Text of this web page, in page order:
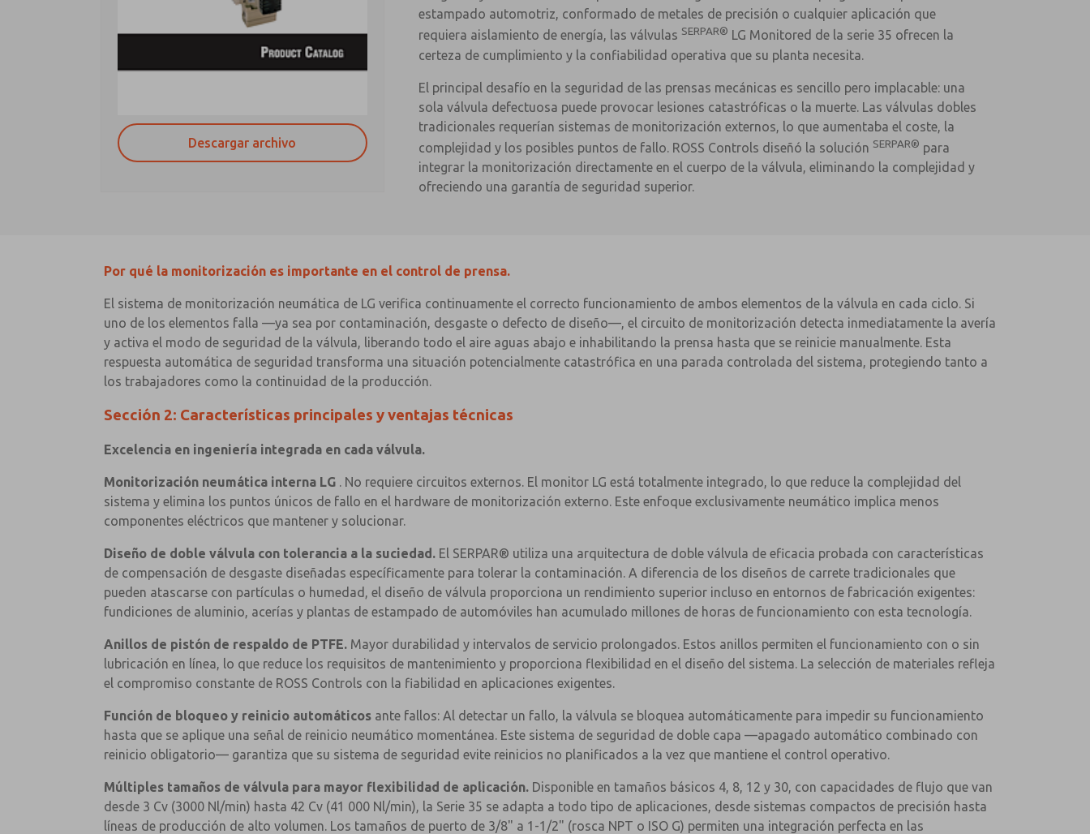
Descargar archivo
estampado automotriz, conformado de metales de precisión o cualquier aplicación que
requiera aislamiento de energía, las válvulas SERPAR® LG Monitored de la serie 35 ofrecen la
certeza de cumplimiento y la confiabilidad operativa que su planta necesita.
El principal desafío en la seguridad de las prensas mecánicas es sencillo pero implacable: una
sola válvula defectuosa puede provocar lesiones catastróficas o la muerte. Las válvulas dobles
tradicionales requerían sistemas de monitorización externos, lo que aumentaba el coste, la
complejidad y los posibles puntos de fallo. ROSS Controls diseñó la solución SERPAR® para
integrar la monitorización directamente en el cuerpo de la válvula, eliminando la complejidad y
ofreciendo una garantía de seguridad superior.
Por qué la monitorización es importante en el control de prensa.
El sistema de monitorización neumática de LG verifica continuamente el correcto funcionamiento de ambos elementos de la válvula en cada ciclo. Si
uno de los elementos falla —ya sea por contaminación, desgaste o defecto de diseño—, el circuito de monitorización detecta inmediatamente la avería
y activa el modo de seguridad de la válvula, liberando todo el aire aguas abajo e inhabilitando la prensa hasta que se reinicie manualmente. Esta
respuesta automática de seguridad transforma una situación potencialmente catastrófica en una parada controlada del sistema, protegiendo tanto a
los trabajadores como la continuidad de la producción.
Sección 2: Características principales y ventajas técnicas
Excelencia en ingeniería integrada en cada válvula.
Monitorización neumática interna LG . No requiere circuitos externos. El monitor LG está totalmente integrado, lo que reduce la complejidad del
sistema y elimina los puntos únicos de fallo en el hardware de monitorización externo. Este enfoque exclusivamente neumático implica menos
componentes eléctricos que mantener y solucionar.
Diseño de doble válvula con tolerancia a la suciedad. El SERPAR® utiliza una arquitectura de doble válvula de eficacia probada con características
de compensación de desgaste diseñadas específicamente para tolerar la contaminación. A diferencia de los diseños de carrete tradicionales que
pueden atascarse con partículas o humedad, el diseño de válvula proporciona un rendimiento superior incluso en entornos de fabricación exigentes:
fundiciones de aluminio, acerías y plantas de estampado de automóviles han acumulado millones de horas de funcionamiento con esta tecnología.
Anillos de pistón de respaldo de PTFE. Mayor durabilidad y intervalos de servicio prolongados. Estos anillos permiten el funcionamiento con o sin
lubricación en línea, lo que reduce los requisitos de mantenimiento y proporciona flexibilidad en el diseño del sistema. La selección de materiales refleja
el compromiso constante de ROSS Controls con la fiabilidad en aplicaciones exigentes.
Función de bloqueo y reinicio automáticos ante fallos: Al detectar un fallo, la válvula se bloquea automáticamente para impedir su funcionamiento
hasta que se aplique una señal de reinicio neumático momentánea. Este sistema de seguridad de doble capa —apagado automático combinado con
reinicio obligatorio— garantiza que su sistema de seguridad evite reinicios no planificados a la vez que mantiene el control operativo.
Múltiples tamaños de válvula para mayor flexibilidad de aplicación. Disponible en tamaños básicos 4, 8, 12 y 30, con capacidades de flujo que van
desde 3 Cv (3000 Nl/min) hasta 42 Cv (41 000 Nl/min), la Serie 35 se adapta a todo tipo de aplicaciones, desde sistemas compactos de precisión hasta
líneas de producción de alto volumen. Los tamaños de puerto de 3/8" a 1-1/2" (rosca NPT o ISO G) permiten una integración perfecta en las